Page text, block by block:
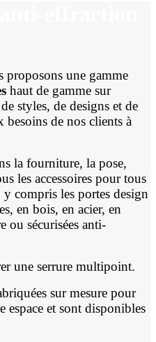
proposons une gamme
haut de gamme sur
styles, de designs et de
de nos clients à
la fourniture, la pose,
les accessoires pour tous
y compris les portes design
en bois, en acier, en
ou sécurisées anti-
une serrure multipoint.
sur mesure pour
espace et sont disponibles